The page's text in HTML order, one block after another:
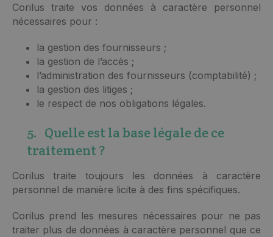
Corilus traite vos données à caractère personnel
nécessaires pour :
la gestion des fournisseurs ;
la gestion de l’accès ;
l’administration des fournisseurs (comptabilité) ;
la gestion des litiges ;
le respect de nos obligations légales.
5. Quelle est la base légale de ce
traitement ?
Corilus traite toujours les données à caractère
personnel de manière licite à des fins spécifiques.
Corilus prend les mesures nécessaires pour ne pas
traiter plus de données à caractère personnel que ce